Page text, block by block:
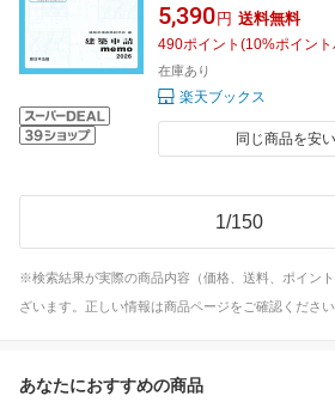
5,390 円 送料無料
490ポイント (10%ポイン
在庫あり
楽天ブックス
同じ商品を安
1/150
※検索結果が実際の商品内容（価格、送料、ポイン
ざいます。正しい情報は商品ページをご確認ください
あなたにおすすめの商品